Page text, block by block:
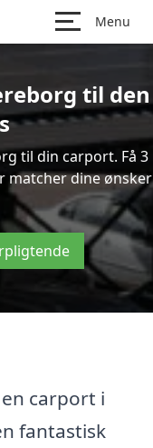
Menu
til den
til din carport. Få 3
matcher dine ønsker
carport i
fantastisk